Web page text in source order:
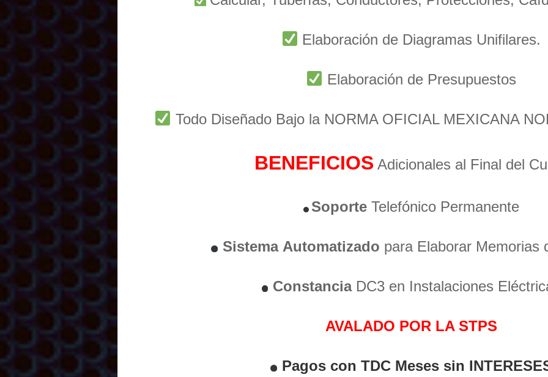
Elaboración de Diagramas Unifilares.
Elaboración de Presupuestos
Todo Diseñado Bajo la NORMA OFICIAL MEXICANA
BENEFICIOS Adicionales al Final del
Soporte Telefónico Permanente
Sistema Automatizado para Elaborar Memorias
ConstanciaDC3 en Instalaciones
AVALADO POR LA STPS
Pagos con TDC Meses sin